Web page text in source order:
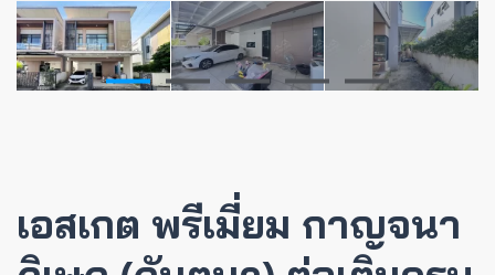
เอสเกต พรีเมี่ยม กาญจนา